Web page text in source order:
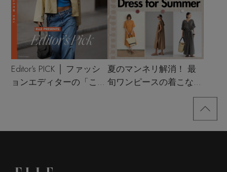
Editor’s PICK │ ファッシ
ョンエディターの「これ
夏のマンネリ解消！ 最
旬ワンピースの着こなし